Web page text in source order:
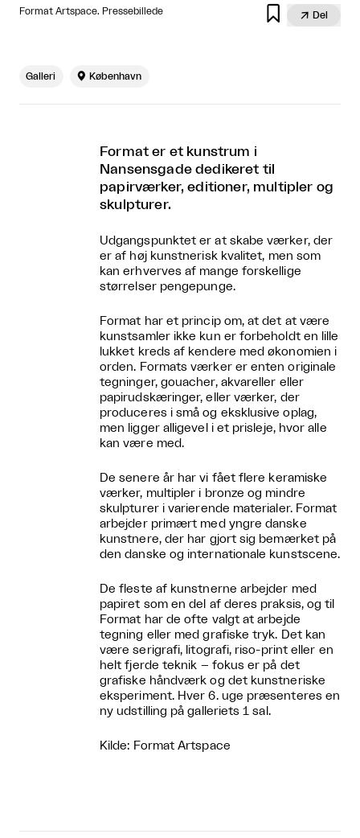
Format Artspace. Pressebillede   Del
Galleri  København
Format er et kunstrum i
Nansensgade dedikeret til
papirværker, editioner, multipler og
skulpturer.
Udgangspunktet er at skabe værker, der
er af høj kunstnerisk kvalitet, men som
kan erhverves af mange forskellige
størrelser pengepunge.
Format har et princip om, at det at være
kunstsamler ikke kun er forbeholdt en lille
lukket kreds af kendere med økonomien i
orden. Formats værker er enten originale
tegninger, gouacher, akvareller eller
papirudskæringer, eller værker, der
produceres i små og eksklusive oplag,
men ligger alligevel i et prisleje, hvor alle
kan være med.
De senere år har vi fået flere keramiske
værker, multipler i bronze og mindre
skulpturer i varierende materialer. Format
arbejder primært med yngre danske
kunstnere, der har gjort sig bemærket på
den danske og internationale kunstscene.
De fleste af kunstnerne arbejder med
papiret som en del af deres praksis, og til
Format har de ofte valgt at arbejde
tegning eller med grafiske tryk. Det kan
være serigrafi, litografi, riso-print eller en
helt fjerde teknik – fokus er på det
grafiske håndværk og det kunstneriske
eksperiment. Hver 6. uge præsenteres en
ny udstilling på galleriets 1 sal.
Kilde: Format Artspace